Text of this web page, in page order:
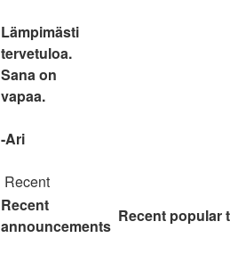
Lämpimästi
tervetuloa.
Sana on
vapaa.
-Ari
Recent
Recent
announcements
Recent popular